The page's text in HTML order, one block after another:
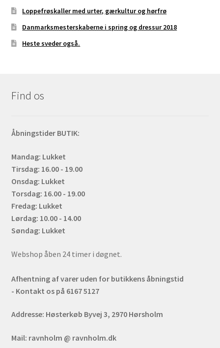
Loppefrøskaller med urter, gærkultur og hørfrø
Danmarksmesterskaberne i spring og dressur 2018
Heste sveder også.
Find os
Åbningstider BUTIK:
Mandag: Lukket
Tirsdag: 16.00 - 19.00
Onsdag: Lukket
Torsdag: 16.00 - 19.00
Fredag: Lukket
Lørdag: 10.00 - 14.00
Søndag: Lukket
Webshop åben 24 timer i døgnet.
Afhentning af varer uden for butikkens åbningstid
- Kontakt os på 6167 5127
Addresse: Høsterkøb Byvej 3, 2970 Hørsholm
Mail: ravnholm @ ravnholm.dk